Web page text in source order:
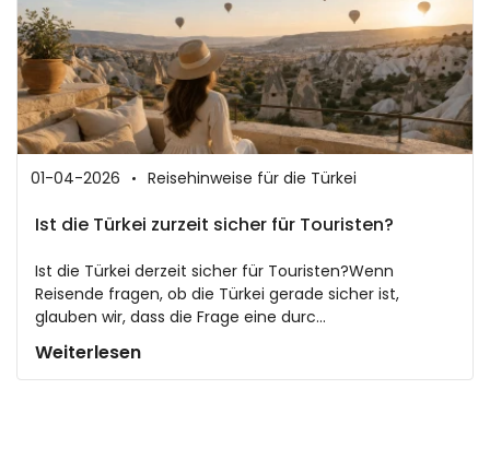
01-04-2026 Reisehinweise für die Türkei
Ist die Türkei zurzeit sicher für Touristen?
Ist die Türkei derzeit sicher für Touristen?Wenn
Reisende fragen, ob die Türkei gerade sicher ist,
glauben wir, dass die Frage eine durc...
Weiterlesen